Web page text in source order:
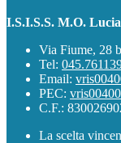
I.S.I.S.S. M.O.
Via Fiume, 28
Tel:
Email:
PEC:
C.F.:
La scelta